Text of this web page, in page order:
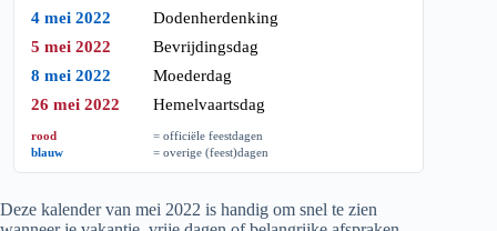
4 mei 2022
Dodenherdenking
5 mei 2022
Bevrijdingsdag
8 mei 2022
Moederdag
26 mei 2022
Hemelvaartsdag
rood
= officiële feestdagen
blauw
= overige (feest)dagen
Deze kalender van mei 2022 is handig om snel te zien